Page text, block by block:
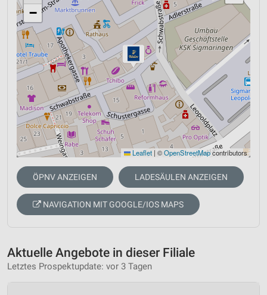
−
Leaflet | ©OpenStreetMapcontributors
ÖPNV ANZEIGEN LADESÄULEN ANZEIGEN
NAVIGATION MIT GOOGLE/IOS MAPS
Aktuelle Angebote in dieser Filiale
Letztes Prospektupdate: vor 3 Tagen